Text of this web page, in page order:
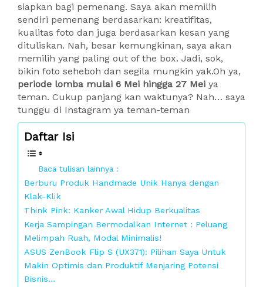
siapkan bagi pemenang. Saya akan memilih
sendiri pemenang berdasarkan: kreatifitas,
kualitas foto dan juga berdasarkan kesan yang
dituliskan. Nah, besar kemungkinan, saya akan
memilih yang paling out of the box. Jadi, sok,
bikin foto seheboh dan segila mungkin yak.Oh ya,
periode lomba mulai 6 Mei hingga 27 Mei ya
teman. Cukup panjang kan waktunya? Nah… saya
tunggu di Instagram ya teman-teman
Daftar Isi
Baca tulisan lainnya :
Berburu Produk Handmade Unik Hanya dengan
Klak-Klik
Think Pink: Kanker Awal Hidup Berkualitas
Kerja Sampingan Bermodalkan Internet : Peluang
Melimpah Ruah, Modal Minimalis!
ASUS ZenBook Flip S (UX371): Pilihan Saya Untuk
Makin Optimis dan Produktif Menjaring Potensi
Bisnis…